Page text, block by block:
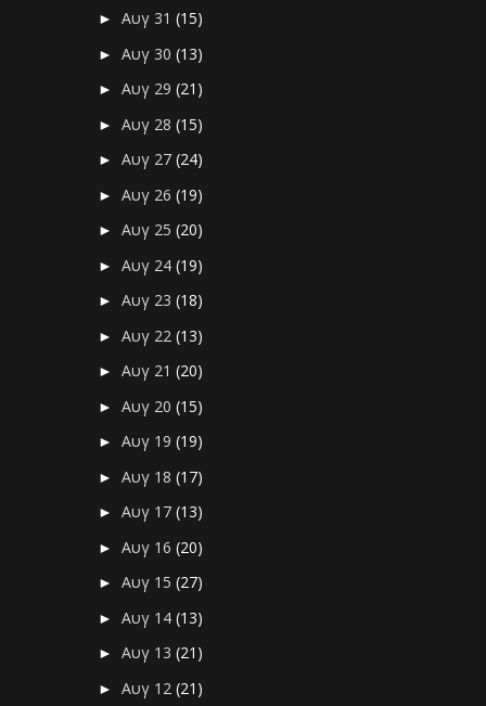
►Αυγ 31(15)
►Αυγ 30(13)
►Αυγ 29(21)
►Αυγ 28(15)
►Αυγ 27(24)
►Αυγ 26(19)
►Αυγ 25(20)
►Αυγ 24(19)
►Αυγ 23(18)
►Αυγ 22(13)
►Αυγ 21(20)
►Αυγ 20(15)
►Αυγ 19(19)
►Αυγ 18(17)
►Αυγ 17(13)
►Αυγ 16(20)
►Αυγ 15(27)
►Αυγ 14(13)
►Αυγ 13(21)
►Αυγ 12(21)